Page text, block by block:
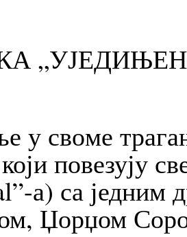
у сво­ме
по­ве­зу­ју
а) са једним
Џорџом